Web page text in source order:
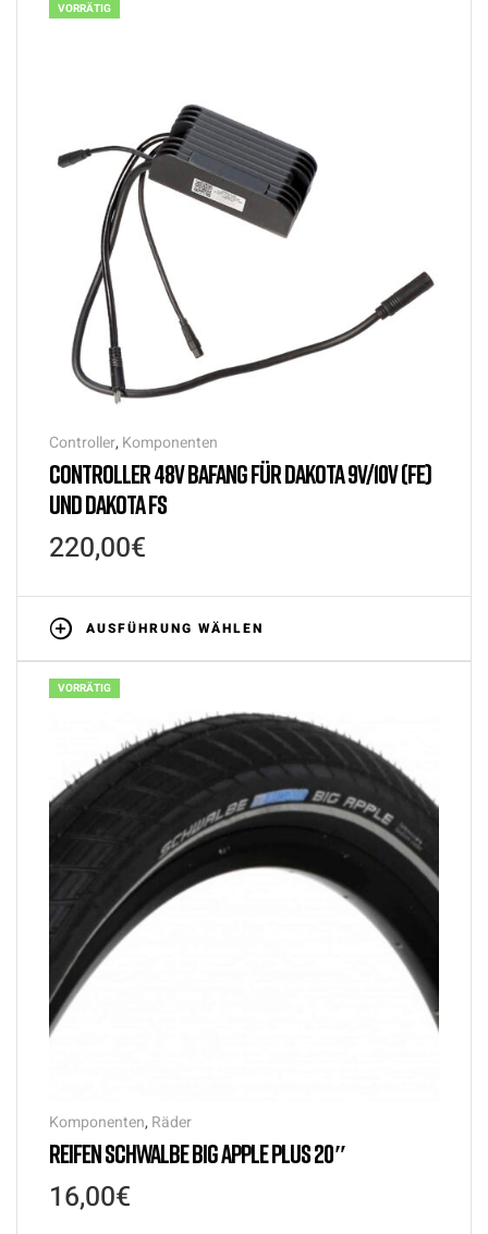
VORRÄTIG
Controller, Komponenten
CONTROLLER 48V BAFANG FÜR DAKOTA 9V/10V (FE)
UND DAKOTA FS
220,00€
AUSFÜHRUNG WÄHLEN
VORRÄTIG
Komponenten, Räder
REIFEN SCHWALBE BIG APPLE PLUS 20″
16,00€